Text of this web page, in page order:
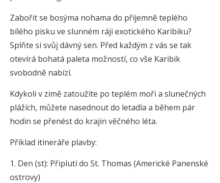
Zabořit se bosýma nohama do příjemně teplého
bílého písku ve slunném ráji exotického Karibiku?
Splňte si svůj dávný sen. Před každým z vás se tak
otevírá bohatá paleta možností, co vše Karibik
svobodně nabízí.
Kdykoli v zimě zatoužíte po teplém moři a slunečných
plážích, můžete nasednout do letadla a během pár
hodin se přenést do krajin věčného léta.
Příklad itineráře plavby:
Den (st): Připlutí do St. Thomas (Americké Panenské
ostrovy)